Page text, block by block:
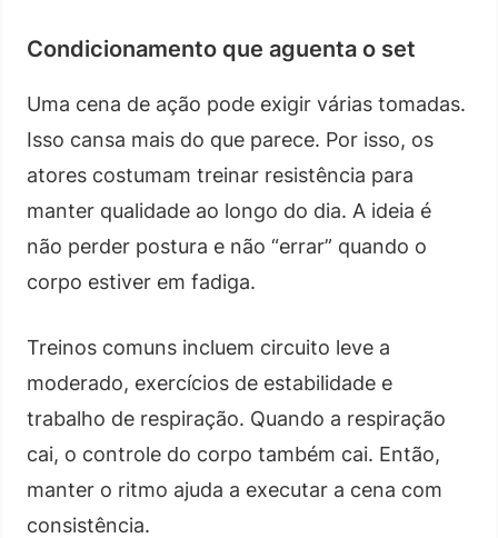
Condicionamento que aguenta o set
Uma cena de ação pode exigir várias tomadas.
Isso cansa mais do que parece. Por isso, os
atores costumam treinar resistência para
manter qualidade ao longo do dia. A ideia é
não perder postura e não “errar” quando o
corpo estiver em fadiga.
Treinos comuns incluem circuito leve a
moderado, exercícios de estabilidade e
trabalho de respiração. Quando a respiração
cai, o controle do corpo também cai. Então,
manter o ritmo ajuda a executar a cena com
consistência.